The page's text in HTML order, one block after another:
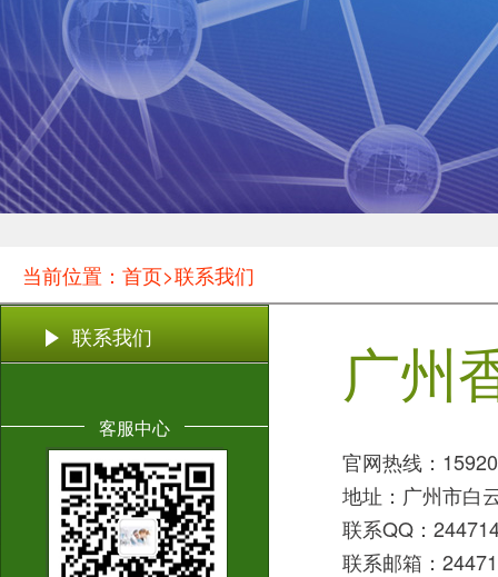
当前位置：首页>联系我们
联系我们
客服中心
广州
官网热线：
地址：广州市白
联系QQ：
联系邮箱：